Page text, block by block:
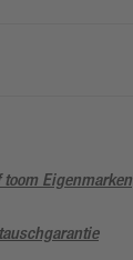
Eigenmarken